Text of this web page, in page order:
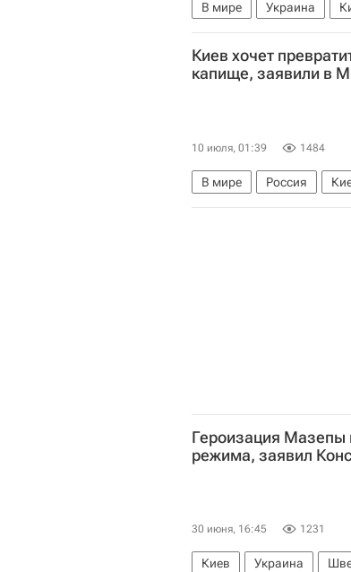
В мире Украина
Владимир Зеленский
Киев хочет
капище, заявили в
10 июля, 01:39 1484
В мире Россия
Министерство культуры
Героизация Мазепы
режима, заявил
30 июня, 16:45 1231
Киев Украина